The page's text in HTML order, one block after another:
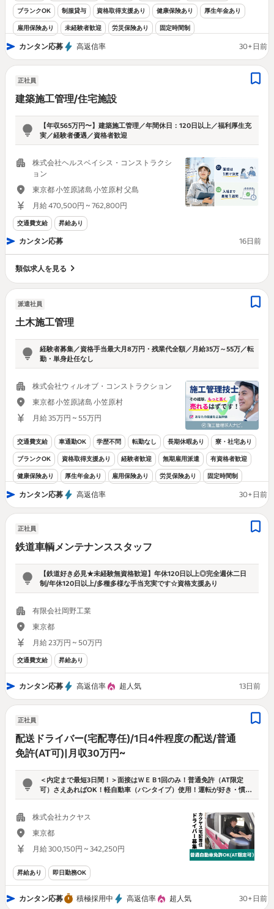
ブランクOK 制服貸与 資格取得支援あり 健康保険あり 厚生年金あり
雇用保険あり 未経験者歓迎 労災保険あり 固定時間制
カンタン応募 高返信率 30+日前
正社員
建築施工管理/住宅施設
【年収565万円〜】建築施工管理／年間休日：120日以上／福利厚生充
実／経験者優遇／資格者歓迎
株式会社ヘルスベイシス・コンストラクシ
ョン
東京都 小笠原諸島 小笠原村 父島
月給 470,500円 ~ 762,800円
交通費支給 昇給あり
カンタン応募 16日前
類似求人を見る
派遣社員
土木施工管理
経験者募集／資格手当最大月8万円・残業代全額／月給35万～55万／転
勤・単身赴任なし
株式会社ウィルオブ・コンストラクション
東京都 小笠原諸島 小笠原村
月給 35万円 ~ 55万円
交通費支給 車通勤OK 学歴不問 転勤なし 長期休暇あり 寮・社宅あり
ブランクOK 資格取得支援あり 経験者歓迎 無期雇用派遣 有資格者歓迎
健康保険あり 厚生年金あり 雇用保険あり 労災保険あり 固定時間制
カンタン応募 高返信率 30+日前
正社員
鉄道車輌メンテナンススタッフ
【鉄道好き必見★未経験無資格歓迎】年休120日以上◎完全週休二日
制/年休120日以上/多種多様な手当充実です☆資格支援あり
有限会社岡野工業
東京都
月給 23万円 ~ 50万円
交通費支給 昇給あり
カンタン応募 高返信率 超人気 13日前
正社員
配送ドライバー(宅配専任)/1日4件程度の配送/普通
免許(AT可)|月収30万円~
＜内定まで最短3日間！＞面接はＷＥＢ1回のみ！普通免許（AT限定
可）さえあればOK！軽自動車（バンタイプ）使用！運転が好き・慣れ
ている方なら大歓迎です！
株式会社カクヤス
東京都
月給 300,150円 ~ 342,250円
昇給あり 即日勤務OK
カンタン応募 積極採用中 高返信率 超人気 30+日前